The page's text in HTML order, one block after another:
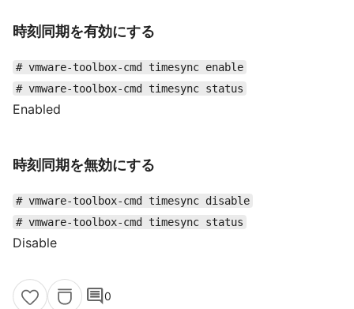
時刻同期を有効にする
# vmware-toolbox-cmd timesync enable
# vmware-toolbox-cmd timesync status
Enabled
時刻同期を無効にする
# vmware-toolbox-cmd timesync disable
# vmware-toolbox-cmd timesync status
Disable
comment0